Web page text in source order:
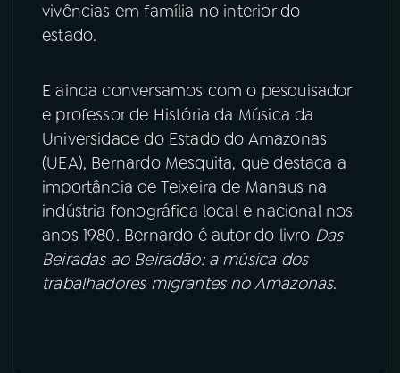
vivências em família no interior do
estado.
E ainda conversamos com o pesquisador
e professor de História da Música da
Universidade do Estado do Amazonas
(UEA), Bernardo Mesquita, que destaca a
importância de Teixeira de Manaus na
indústria fonográfica local e nacional nos
anos 1980. Bernardo é autor do livro Das
Beiradas ao Beiradão: a música dos
trabalhadores migrantes no Amazonas.